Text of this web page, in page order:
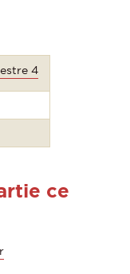
4
ce